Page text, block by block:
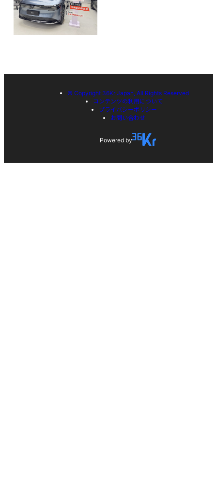
© Copyright 36Kr Japan, All Rights Reserved
コンテンツの利用について
プライバシーポリシー
お問い合わせ
Powered by